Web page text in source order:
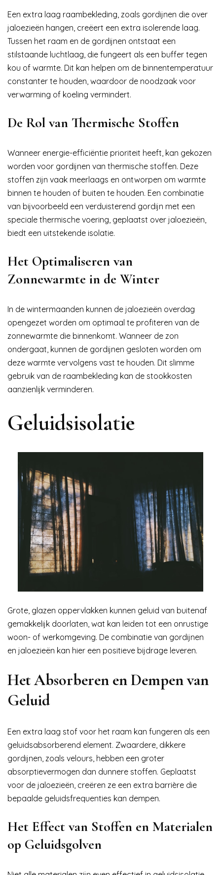
Een extra laag raambekleding, zoals gordijnen die over
jaloezieën hangen, creëert een extra isolerende laag.
Tussen het raam en de gordijnen ontstaat een
stilstaande luchtlaag, die fungeert als een buffer tegen
kou of warmte. Dit kan helpen om de binnentemperatuur
constanter te houden, waardoor de noodzaak voor
verwarming of koeling vermindert.
De Rol van Thermische Stoffen
Wanneer energie-efficiëntie prioriteit heeft, kan gekozen
worden voor gordijnen van thermische stoffen. Deze
stoffen zijn vaak meerlaags en ontworpen om warmte
binnen te houden of buiten te houden. Een combinatie
van bijvoorbeeld een verduisterend gordijn met een
speciale thermische voering, geplaatst over jaloezieën,
biedt een uitstekende isolatie.
Het Optimaliseren van
Zonnewarmte in de Winter
In de wintermaanden kunnen de jaloezieën overdag
opengezet worden om optimaal te profiteren van de
zonnewarmte die binnenkomt. Wanneer de zon
ondergaat, kunnen de gordijnen gesloten worden om
deze warmte vervolgens vast te houden. Dit slimme
gebruik van de raambekleding kan de stookkosten
aanzienlijk verminderen.
Geluidsisolatie
Grote, glazen oppervlakken kunnen geluid van buitenaf
gemakkelijk doorlaten, wat kan leiden tot een onrustige
woon- of werkomgeving. De combinatie van gordijnen
en jaloezieën kan hier een positieve bijdrage leveren.
Het Absorberen en Dempen van
Geluid
Een extra laag stof voor het raam kan fungeren als een
geluidsabsorberend element. Zwaardere, dikkere
gordijnen, zoals velours, hebben een groter
absorptievermogen dan dunnere stoffen. Geplaatst
voor de jaloezieën, creëren ze een extra barrière die
bepaalde geluidsfrequenties kan dempen.
Het Effect van Stoffen en Materialen
op Geluidsgolven